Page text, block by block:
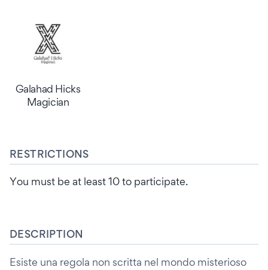
Galahad Hicks
Magician
RESTRICTIONS
You must be at least 10 to participate.
DESCRIPTION
Esiste una regola non scritta nel mondo misterioso